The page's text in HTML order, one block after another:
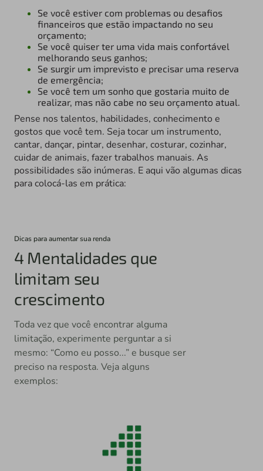
Se você estiver com problemas ou desafios
financeiros que estão impactando no seu
orçamento;
Se você quiser ter uma vida mais confortável
melhorando seus ganhos;
Se surgir um imprevisto e precisar uma reserva
de emergência;
Se você tem um sonho que gostaria muito de
realizar, mas não cabe no seu orçamento atual.
Pense nos talentos, habilidades, conhecimento e
gostos que você tem. Seja tocar um instrumento,
cantar, dançar, pintar, desenhar, costurar, cozinhar,
cuidar de animais, fazer trabalhos manuais. As
possibilidades são inúmeras. E aqui vão algumas dicas
para colocá-las em prática:
Dicas para aumentar sua renda
4 Mentalidades que
limitam seu
crescimento
Toda vez que você encontrar alguma
limitação, experimente perguntar a si
mesmo: “Como eu posso...” e busque ser
preciso na resposta. Veja alguns
exemplos: